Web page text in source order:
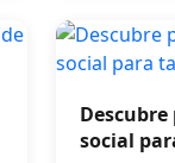
social